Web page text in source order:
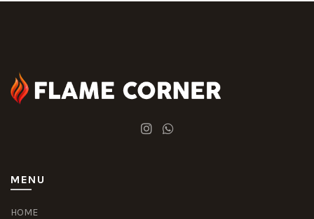
MENU
HOME